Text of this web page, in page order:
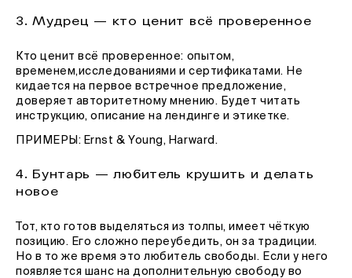
3. Мудрец — кто ценит всё проверенное
Кто ценит всё проверенное: опытом,
временем,исследованиями и сертификатами. Не
кидается на первое встречное предложение,
доверяет авторитетному мнению. Будет читать
инструкцию, описание на лендинге и этикетке.
ПРИМЕРЫ: Ernst & Young, Harward.
4. Бунтарь — любитель крушить и делать
новое
Тот, кто готов выделяться из толпы, имеет чёткую
позицию. Его сложно переубедить, он за традиции.
Но в то же время это любитель свободы. Если у него
появляется шанс на дополнительную свободу во